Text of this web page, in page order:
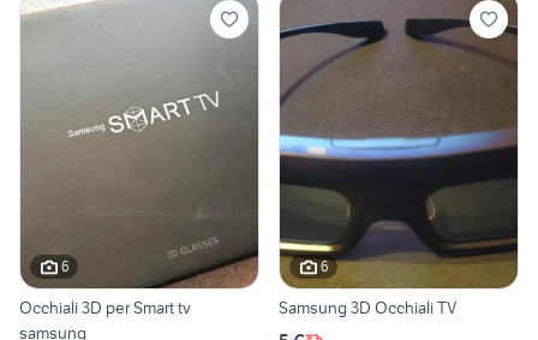
6
Occhiali 3D per Smart tv
samsung
6
Samsung 3D Occhiali TV